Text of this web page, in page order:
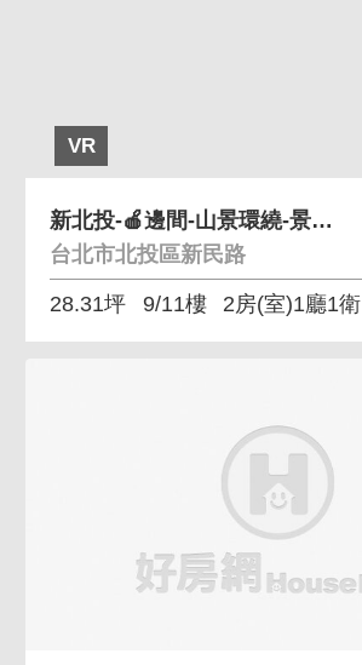
VR
新北投-🍎邊間-山景環繞-景觀兩房車-專賣
台北市北投區新民路
28.31坪 9/11樓 2房(室)1廳1衛